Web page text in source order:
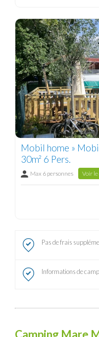
Mobil home »
30m² 6 Pers.
Max 6 personnes Voir
Pas de frais
Informations de
Camping Mare